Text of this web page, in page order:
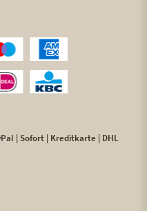
| Sofort | Kreditkarte | DHL